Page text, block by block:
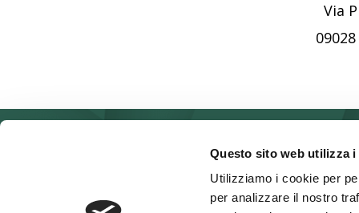
Questo sito web utilizza i
Utilizziamo i cookie per
per analizzare il nostro
Via
Arvest